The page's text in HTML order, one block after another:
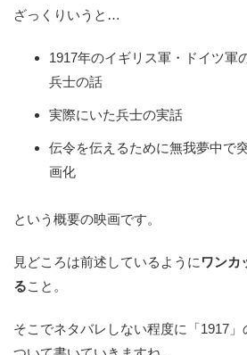
ざっくりいうと…
1917年のイギリス軍・ドイツ軍
兵士の話
実際にいた兵士の実話
伝令を伝えるために無我夢中で
画化
という概要の映画です。
見どころは前述しているように ワンカ
ること。
そこでネタバレしない程度に「1917